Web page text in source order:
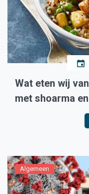
Wat eten wij
met shoarma
Algemeen